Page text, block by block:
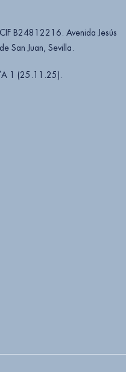
B24812216. Avenida Jesús
San Juan, Sevilla.
A 1 (25.11.25).